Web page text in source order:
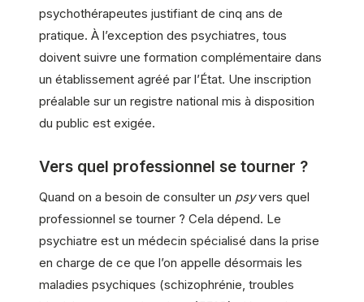
psychothérapeutes justifiant de cinq ans de
pratique. À l’exception des psychiatres, tous
doivent suivre une formation complémentaire dans
un établissement agréé par l’État. Une inscription
préalable sur un registre national mis à disposition
du public est exigée.
Vers quel professionnel se tourner ?
Quand on a besoin de consulter un psyvers quel
professionnel se tourner ? Cela dépend. Le
psychiatre est un médecin spécialisé dans la prise
en charge de ce que l’on appelle désormais les
maladies psychiques (schizophrénie, troubles